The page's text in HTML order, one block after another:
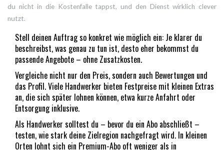
du nicht in die Kostenfalle tappst, und den Dienst wirklich clever
nutzt.
Stell deinen Auftrag so konkret wie möglich ein: Je klarer du
beschreibst, was genau zu tun ist, desto eher bekommst du
passende Angebote – ohne Zusatzkosten.
Vergleiche nicht nur den Preis, sondern auch Bewertungen und
das Profil. Viele Handwerker bieten Festpreise mit kleinen Extras
an, die sich später lohnen können, etwa kurze Anfahrt oder
Entsorgung inklusive.
Als Handwerker solltest du – bevor du ein Abo abschließt –
testen, wie stark deine Zielregion nachgefragt wird. In kleinen
Orten lohnt sich ein Premium-Abo oft weniger als in